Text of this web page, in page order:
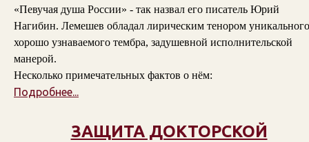
«Певучая душа России» - так назвал его писатель Юрий
Нагибин. Лемешев обладал лирическим тенором
хорошо узнаваемого тембра, задушевной исполнительской
манерой.
Несколько примечательных фактов о нём:
Подробнее...
ЗАЩИТА ДОКТОРСКОЙ